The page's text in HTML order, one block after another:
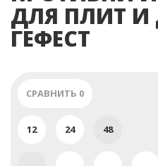
ДЛЯ ПЛИТ И
ГЕФЕСТ
СРАВНИТЬ 0
12 24 48